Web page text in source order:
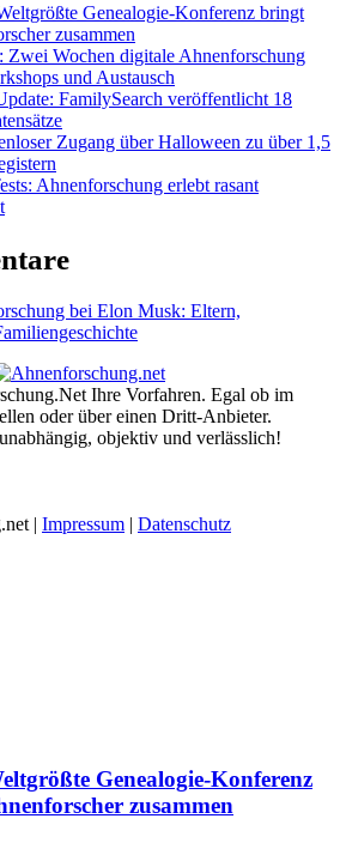
Genealogie-Konferenz bringt
zusammen
Zwei Wochen digitale Ahnenforschung
und Austausch
FamilySearch veröffentlicht 18
Zugang über Halloween zu über 1,5
Ahnenforschung erlebt rasant
bei Elon Musk: Eltern,
Ihre Vorfahren. Egal ob im
oder über einen Dritt-Anbieter.
objektiv und verlässlich!
| Impressum | Datenschutz
Genealogie-Konferenz
zusammen